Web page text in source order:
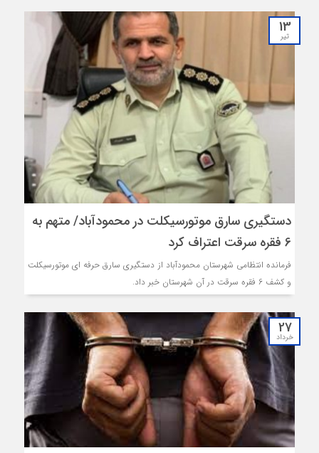
13
تیر
دستگیری سارق موتورسیکلت در محمودآباد/ متهم به
6 فقره سرقت اعتراف کرد
فرمانده انتظامی شهرستان محمودآباد از دستگیری سارق حرفه ای موتورسیکلت
و کشف 6 فقره سرقت در آن شهرستان خبر داد.
27
خرداد